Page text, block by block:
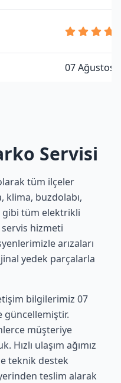
07 Ağustos
Servisi
tüm ilçeler
klima, buzdolabı,
gibi tüm elektrikli
servis hizmeti
arızaları
yedek parçalarla
bilgilerimiz 07
güncellemiştir.
müşteriye
ulaşım ağımız
teknik destek
yerinden teslim alarak